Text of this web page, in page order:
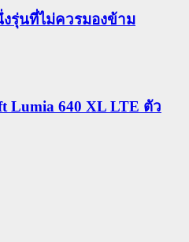
งรุ่นที่ไม่ควรมองข้าม
Lumia 640 XL LTE ตัว